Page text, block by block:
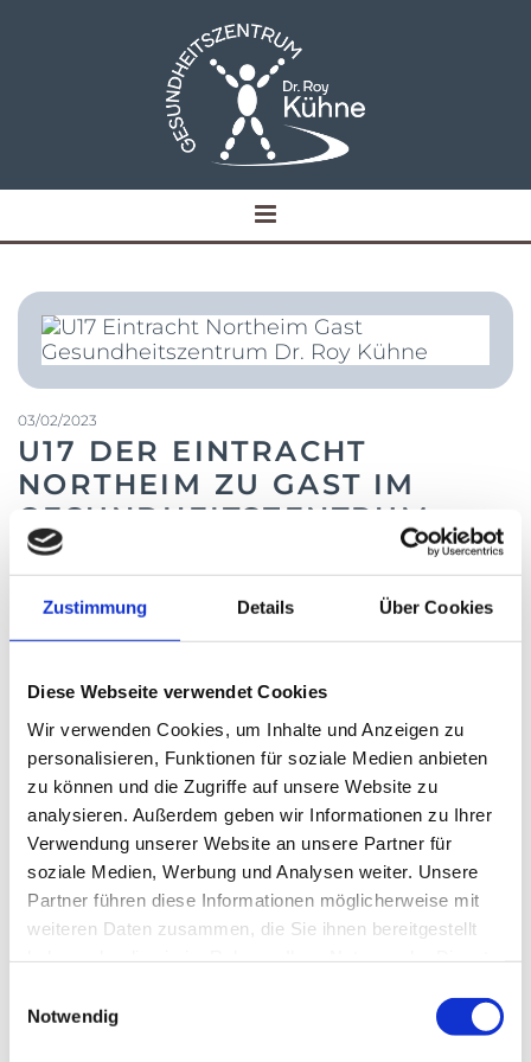
Zustimmung Details Über Cookies
Diese Webseite verwendet Cookies
Wir verwenden Cookies, um Inhalte und Anzeigen zu
personalisieren, Funktionen für soziale Medien anbieten
zu können und die Zugriffe auf unsere Website zu
analysieren. Außerdem geben wir Informationen zu Ihrer
Verwendung unserer Website an unsere Partner für
soziale Medien, Werbung und Analysen weiter. Unsere
Partner führen diese Informationen möglicherweise mit
weiteren Daten zusammen, die Sie ihnen bereitgestellt
Notwendig
03/02/2023
U17 DER EINTRACHT
NORTHEIM ZU GAST IM
GESUNDHEITSZENTRUM
Nachdem in der letzten Woche die 1.
Herren der Eintracht Northeim eine
Trainingseinheit bei uns absolviert hat,
Reihe.
Beim Indoor Cycling mit Nici durften die
Jungs ihre Ausdauer unter Beweis stellen
und sich ordentlich auspowern.
Lena sorgte beim Pilates mit ihren
Übungen für eine gute Balance aus
Kraftausdauer, Koordination und
Wir hoffen auch ihr hattet eine Menge